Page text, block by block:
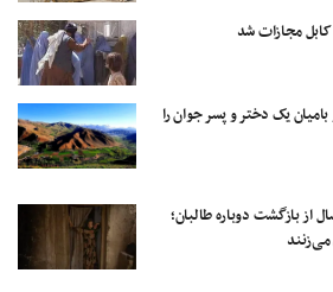
یک دختر و پسر جوان را
از بازگشت دوباره طالبان؛